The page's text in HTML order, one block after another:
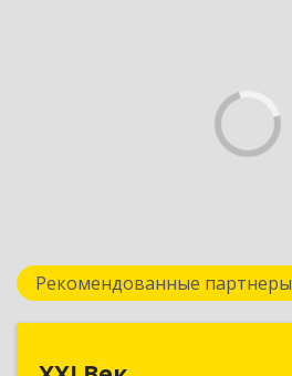
Рекомендованные партнеры